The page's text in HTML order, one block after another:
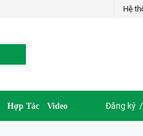
Hệ
Hợp Tác Video Đăng ký /
LIÊN HỆ ĐẶT